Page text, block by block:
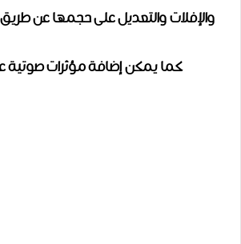
والإفلات والتعديل على حجمها عن طريق
كما يمكن إضافة مؤثرات صوتية